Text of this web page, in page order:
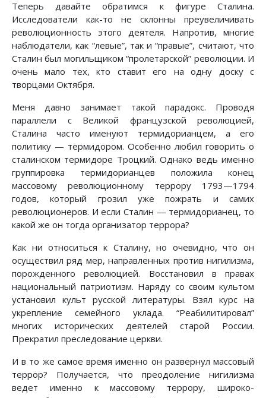
Теперь давайте обратимся к фигуре Сталина.
Исследователи как-то не склонны преувеличивать
революционность этого деятеля. Напротив, многие
наблюдатели, как “левые”, так и “правые”, считают, что
Сталин был могильщиком “пролетарской” революции. И
очень мало тех, кто ставит его на одну доску с
творцами Октября.
Меня давно занимает такой парадокс. Проводя
параллели с Великой французской революцией,
Сталина часто именуют термидорианцем, а его
политику — термидором. Особенно любил говорить о
сталинском термидоре Троцкий. Однако ведь именно
группировка термидорианцев положила конец
массовому революционному террору 1793—1794
годов, который грозил уже пожрать и самих
революционеров. И если Сталин — термидорианец, то
какой же он тогда организатор террора?
Как ни относиться к Сталину, но очевидно, что он
осуществил ряд мер, направленных против нигилизма,
порожденного революцией. Восстановил в правах
национальный патриотизм. Наряду со своим культом
установил культ русской литературы. Взял курс на
укрепление семейного уклада. “Реабилитировал”
многих исторических деятелей старой России.
Прекратил преследование церкви.
И в то же самое время именно он развернул массовый
террор? Получается, что преодоление нигилизма
ведет именно к массовому террору, широко­